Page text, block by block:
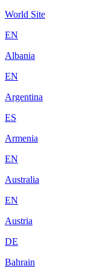
World Site
EN
Albania
EN
Argentina
ES
Armenia
EN
Australia
EN
Austria
DE
Bahrain